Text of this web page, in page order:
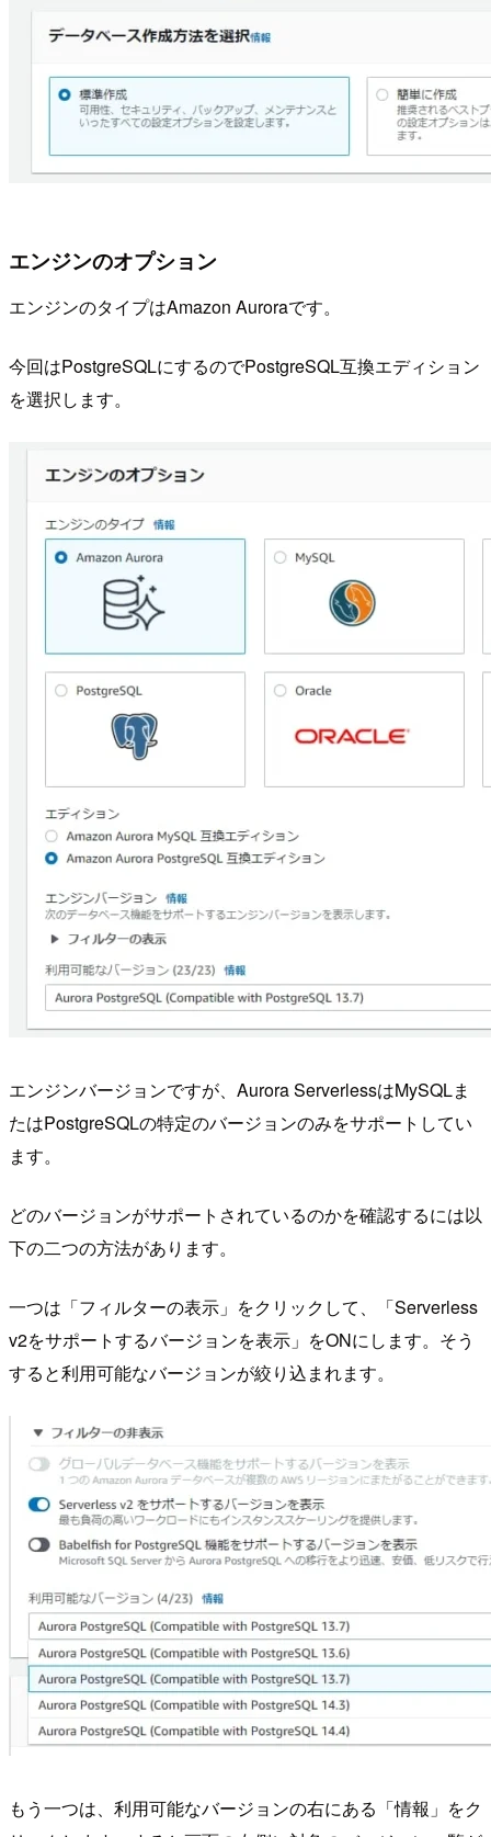
エンジンのオプション
エンジンのタイプはAmazon Auroraです。
今回はPostgreSQLにするのでPostgreSQL互換エディション
を選択します。
エンジンバージョンですが、Aurora ServerlessはMySQLま
たはPostgreSQLの特定のバージョンのみをサポートしてい
ます。
どのバージョンがサポートされているのかを確認するには以
下の二つの方法があります。
一つは「フィルターの表示」をクリックして、「Serverless
v2をサポートするバージョンを表示」をONにします。そう
すると利用可能なバージョンが絞り込まれます。
もう一つは、利用可能なバージョンの右にある「情報」をク